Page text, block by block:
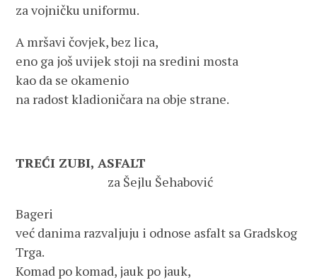
za vojničku uniformu.
A mršavi čovjek, bez lica,
eno ga još uvijek stoji na sredini mosta
kao da se okamenio
na radost kladioničara na obje strane.
TREĆI ZUBI, ASFALT
za Šejlu Šehabović
Bageri
već danima razvaljuju i odnose asfalt sa Gradskog
Trga.
Komad po komad, jauk po jauk,